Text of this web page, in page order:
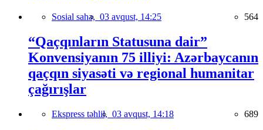
Sosial sahə, 03 avqust, 14:25 564
“Qaçqınların Statusuna dair”
Konvensiyanın 75 illiyi: Azərbaycanın
qaçqın siyasəti və regional humanitar
çağırışlar
Ekspress təhlil, 03 avqust, 14:18 689